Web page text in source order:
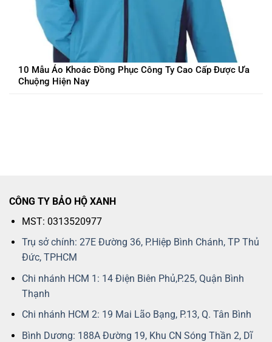
10 Mẫu Áo Khoác Đồng Phục Công Ty Cao Cấp Được Ưa
Chuộng Hiện Nay
CÔNG TY BẢO HỘ XANH
MST: 0313520977
Trụ sở chính: 27E Đường 36, P.Hiệp Bình Chánh, TP Thủ
Đức, TPHCM
Chi nhánh HCM 1: 14 Điện Biên Phủ,P.25, Quận Bình
Thạnh
Chi nhánh HCM 2: 19 Mai Lão Bạng, P.13, Q. Tân Bình
Bình Dương: 188A Đường 19, Khu CN Sóng Thần 2, Dĩ